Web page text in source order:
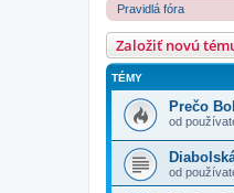
Pravidlá fóra
Založiť novú
TÉMY
Prečo
od
od